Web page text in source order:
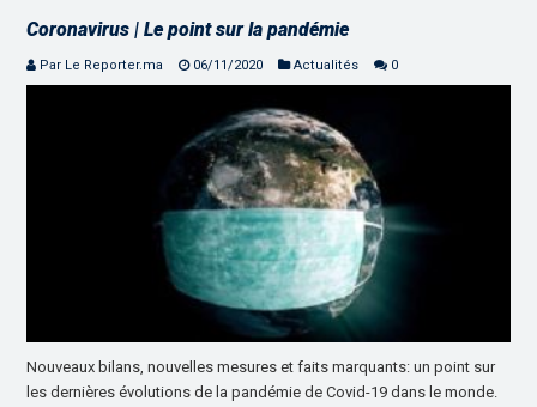
Coronavirus | Le point sur la pandémie
Par Le Reporter.ma 06/11/2020 Actualités 0
Nouveaux bilans, nouvelles mesures et faits marquants: un point sur
les dernières évolutions de la pandémie de Covid-19 dans le monde.